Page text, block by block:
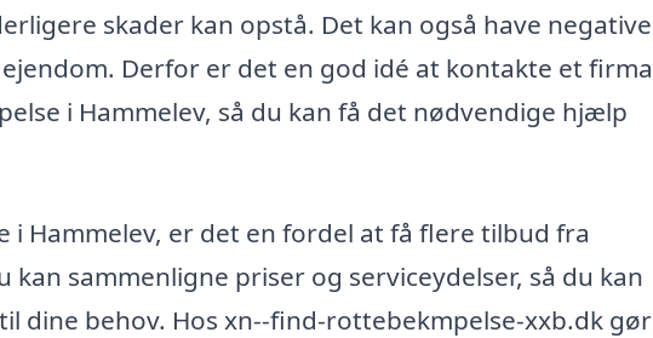
skader kan opstå. Det kan også have negative
Derfor er det en god idé at kontakte et firma
i Hammelev, så du kan få det nødvendige hjælp
Hammelev, er det en fordel at få flere tilbud fra
sammenligne priser og serviceydelser, så du kan
dine behov. Hos xn--find-rottebekmpelse-xxb.dk gør